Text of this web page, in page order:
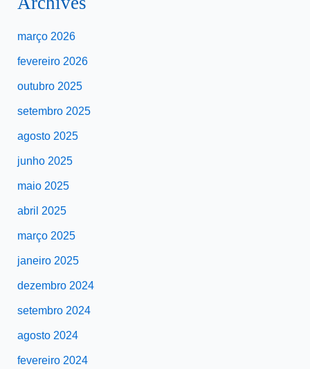
março 2026
fevereiro 2026
outubro 2025
setembro 2025
agosto 2025
junho 2025
maio 2025
abril 2025
março 2025
janeiro 2025
dezembro 2024
setembro 2024
agosto 2024
fevereiro 2024